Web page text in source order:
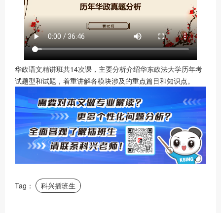
华政语文精讲班共14次课，主要分析介绍华东政法大学历年考
试题型和试题，着重讲解各模块涉及的重点篇目和知识点。
Tag： 科兴插班生